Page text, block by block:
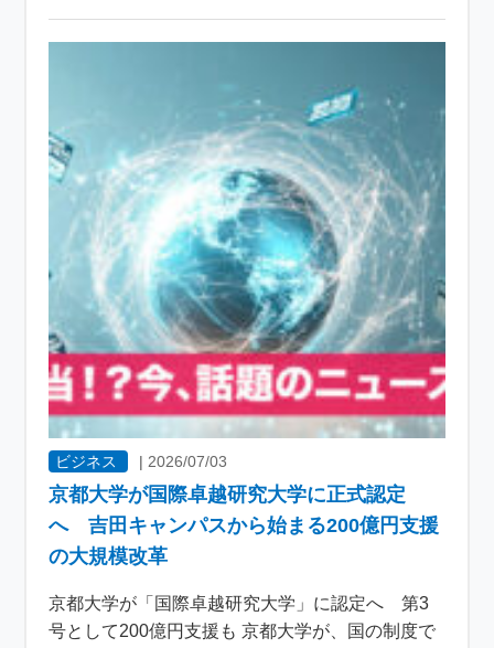
ビジネス | 2026/07/03
京都大学が国際卓越研究大学に正式認定
へ 吉田キャンパスから始まる200億円支援
の大規模改革
京都大学が「国際卓越研究大学」に認定へ 第3
号として200億円支援も 京都大学が、国の制度で